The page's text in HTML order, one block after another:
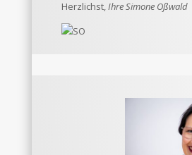
Herzlichst,Ihre Simone Oßwald